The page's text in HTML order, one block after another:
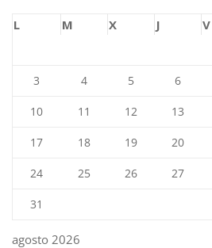
agosto 2026
L M X J V
3 4 5 6
10 11 12 13
17 18 19 20
24 25 26 27
31